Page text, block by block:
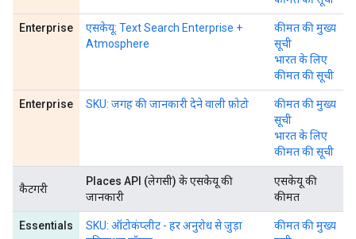
Enterprise
एसकेयू: Text Search Enterprise +
Atmosphere
कीमत की मुख्य
सूची
भारत के लिए
कीमत की सूची
Enterprise SKU: जगह की जानकारी देने वाली फ़ोटो
कीमत की मुख्य
सूची
भारत के लिए
कीमत की सूची
कैटगरी
Places API (लेगसी) के एसकेयू की
जानकारी
एसकेयू की
कीमत
Essentials
SKU: ऑटोकंप्लीट - हर अनुरोध से जुड़ा
कीमत की मुख्य